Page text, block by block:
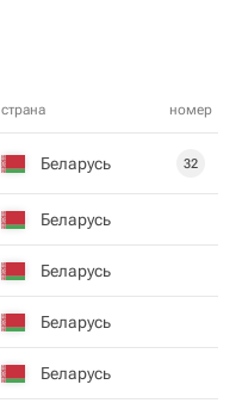
страна номер
Беларусь 32
Беларусь
Беларусь
Беларусь
Беларусь